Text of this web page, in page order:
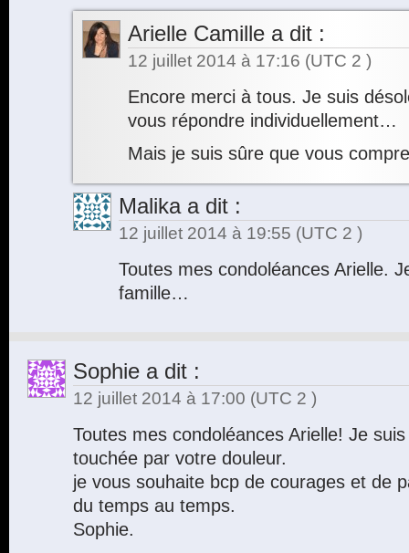
Arielle Camille a dit :
12 juillet 2014 à 17:16 (UTC 2 )
Encore merci à tous. Je suis
vous répondre individuellement…
Mais je suis sûre que vous
Malikaa dit :
12 juillet 2014 à 19:55 (UTC 2 )
Toutes mes condoléances Arielle.
famille…
Sophie a dit :
12 juillet 2014 à 17:00 (UTC 2 )
Toutes mes condoléances Arielle! Je
touchée par votre douleur.
je vous souhaite bcp de courages et de
du temps au temps.
Sophie.